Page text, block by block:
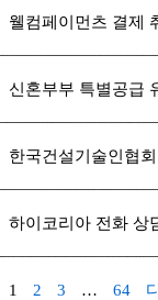
웰컴페이먼츠 결제
신혼부부 특별공급
한국건설기술인협
하이코리아 전화 상
1 2 3 … 64